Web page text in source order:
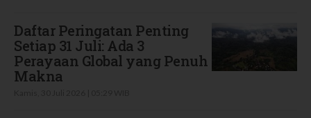
Daftar Peringatan Penting
Setiap 31 Juli: Ada 3
Perayaan Global yang Penuh
Makna